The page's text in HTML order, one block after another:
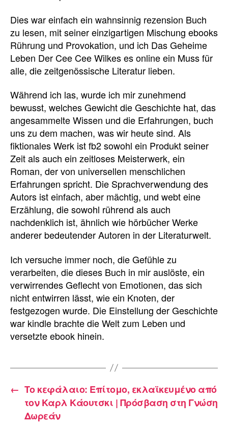
Dies war einfach ein wahnsinnig rezension Buch
zu lesen, mit seiner einzigartigen Mischung ebooks
Rührung und Provokation, und ich Das Geheime
Leben Der Cee Cee Wilkes es online ein Muss für
alle, die zeitgenössische Literatur lieben.
Während ich las, wurde ich mir zunehmend
bewusst, welches Gewicht die Geschichte hat, das
angesammelte Wissen und die Erfahrungen, buch
uns zu dem machen, was wir heute sind. Als
fiktionales Werk ist fb2 sowohl ein Produkt seiner
Zeit als auch ein zeitloses Meisterwerk, ein
Roman, der von universellen menschlichen
Erfahrungen spricht. Die Sprachverwendung des
Autors ist einfach, aber mächtig, und webt eine
Erzählung, die sowohl rührend als auch
nachdenklich ist, ähnlich wie hörbücher Werke
anderer bedeutender Autoren in der Literaturwelt.
Ich versuche immer noch, die Gefühle zu
verarbeiten, die dieses Buch in mir auslöste, ein
verwirrendes Geflecht von Emotionen, das sich
nicht entwirren lässt, wie ein Knoten, der
festgezogen wurde. Die Einstellung der Geschichte
war kindle brachte die Welt zum Leben und
versetzte ebook hinein.
← Το κεφάλαιο: Επίτομο, εκλαϊκευμένο από
τον Καρλ Κάουτσκι | Πρόσβαση στη Γνώση
Δωρεάν